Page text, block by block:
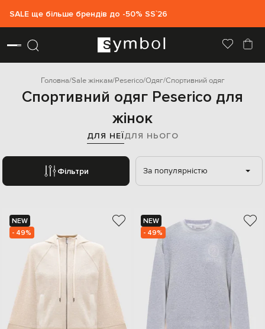
SALE ще більше брендів до -50% SS`26
Головна Sale жінкам Peserico Одяг Спортивний одяг
Спортивний одяг Peserico для
жінок
ДЛЯ НЕЇДЛЯ НЬОГО
Фільтри За популярністю
NEW
- 49%
NEW
- 49%